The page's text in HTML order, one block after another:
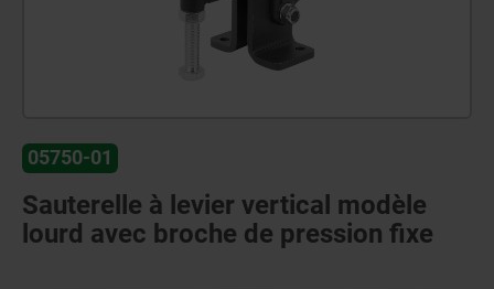
05750-01
Sauterelle à levier vertical modèle
lourd avec broche de pression fixe